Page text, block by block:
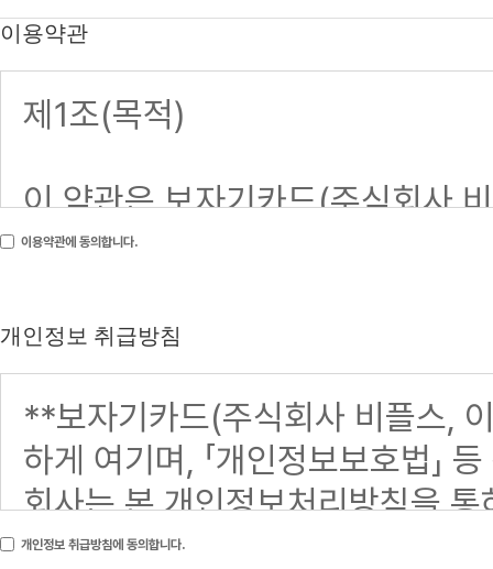
이용약관
이용약관에 동의합니다.
개인정보 취급방침
개인정보 취급방침에 동의합니다.